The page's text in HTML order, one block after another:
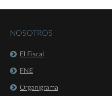
NOSOTROS
El Fiscal
FNE
Organigrama